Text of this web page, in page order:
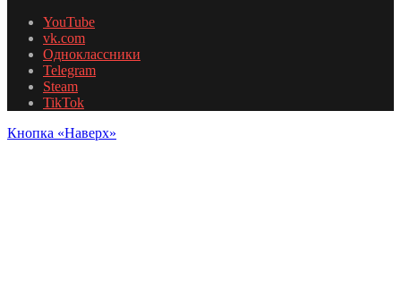
YouTube
vk.com
Одноклассники
Telegram
Steam
TikTok
Кнопка «Наверх»